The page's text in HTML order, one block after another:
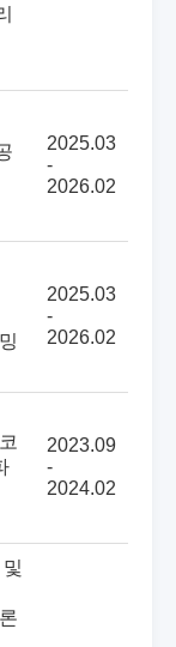
2025.03
-
2026.02
2025.03
-
2026.02
2023.09
-
2024.02